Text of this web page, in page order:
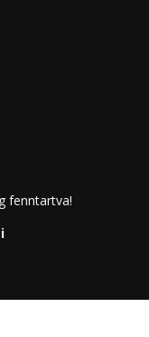
fenntartva!